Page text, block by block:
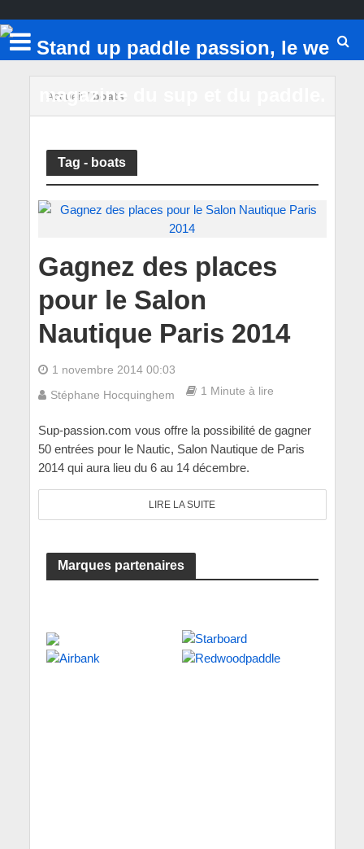
Accueil/ boats
Tag - boats
Gagnez des places
pour le Salon
Nautique Paris 2014
1 novembre 2014 00:03
Stéphane Hocquinghem
1 Minute à lire
Sup-passion.com vous offre la possibilité de gagner
50 entrées pour le Nautic, Salon Nautique de Paris
2014 qui aura lieu du 6 au 14 décembre.
LIRE LA SUITE
Marques partenaires